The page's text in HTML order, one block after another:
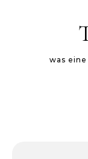
was